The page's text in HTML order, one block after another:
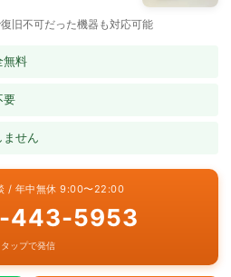
旧不可だった機器も対応可能
無料
要
ません
/ 年中無休 9:00〜22:00
443-5953
タップで発信